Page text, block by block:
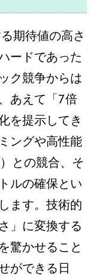
期待値の高さ
ードであった
ク競争からは
あえて「7倍
を提示してき
ングや高性能
との競合、そ
ルの確保とい
ます。技術的
」に変換する
驚かせること
ができる日